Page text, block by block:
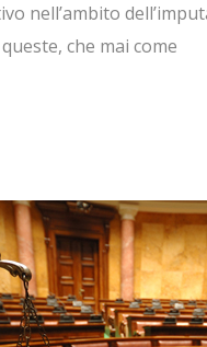
nell’ambito
che mai come